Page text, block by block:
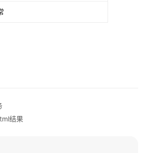
结果